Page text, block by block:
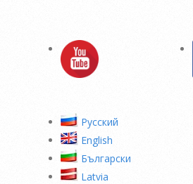
Pусский
English
Български
Latvia